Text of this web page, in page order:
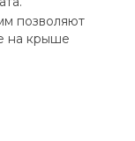
позволяют
на крыше